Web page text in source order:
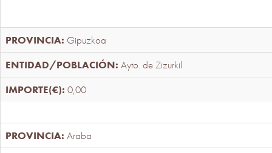
Gipuzkoa
Ayto. de Zizurkil
0,00
Araba